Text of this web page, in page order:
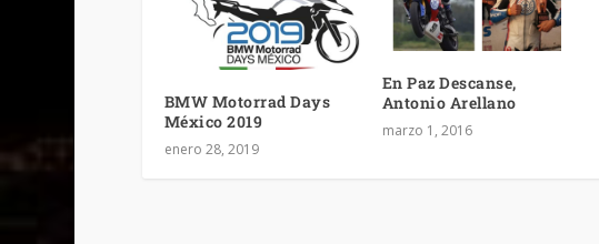
BMW Motorrad Days
México 2019
enero 28, 2019
En Paz Descanse,
Antonio Arellano
marzo 1, 2016